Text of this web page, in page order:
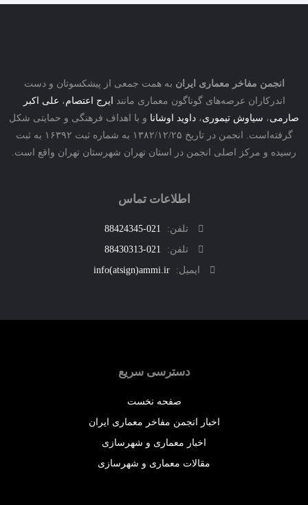
مفاخر معماری ایرانبه همت جمعی از پیشکسوتان و دست
عرصه‌های گوناگون معماری مانندایرج اعتصام،علی اکبر
،سیاوش تیموری،داوید اوشاناو با اهداف فرهنگی و حمایتی شکل
گرفته‌است. انجمن در تاریخ ۱۳۸۲/۱۲/۲۵ به شماره ثبت ۱۶۳۹۲ به ثبت
و مرکز اصلی انجمن در استان تهران شهرستان تهران واقع است.
اطلاعات تماس
تلفن:
021-88424345
تلفن:
021-88430313
ایمیل:
info(atsign)ammi.ir
دسترسی سریع
صفحه نخست
اخبار انجمن مفاخر معماری ایران
اخبار معماری و شهرسازی
مقالات معماری و شهرسازی